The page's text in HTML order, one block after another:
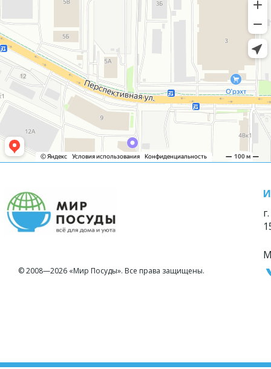
© 2008—2026 «Мир Посуды». Все права защищены.